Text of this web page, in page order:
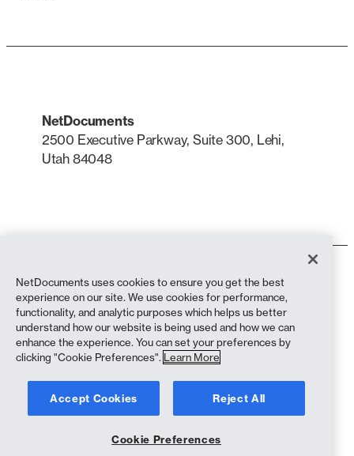
NetDocuments
2500 Executive Parkway, Suite 300, Lehi,
Utah 84048
Política de Privacidade
Política de privacidade (residentes na Califórnia)
Declaração contra a Escravidão
Política de cookies
Conformidade
Copyright © 2026 NetDocuments Software, Inc. Todos os direitos
NetDocuments uses cookies to ensure you get the best
experience on our site. We use cookies for performance,
functionality, and analytic purposes which helps us better
understand how our website is being used and how we can
enhance the experience. You can set your preferences by
clicking "Cookie Preferences". Learn More
Accept Cookies Reject All
Cookie Preferences